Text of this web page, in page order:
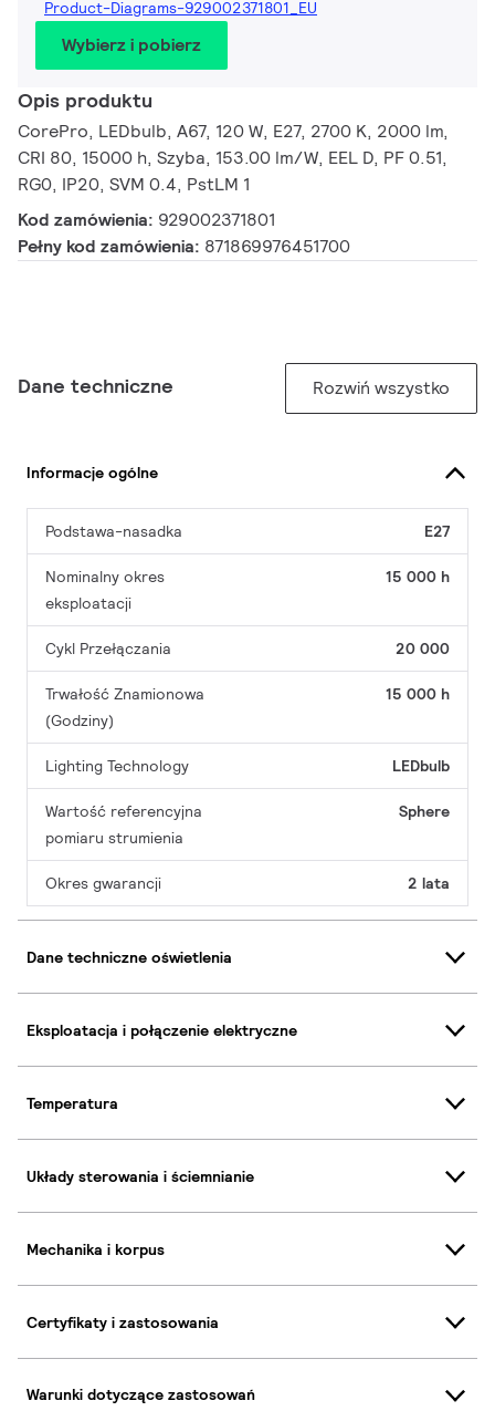
Product-Diagrams-929002371801_EU
Wybierz i pobierz
Opis produktu
CorePro, LEDbulb, A67, 120 W, E27, 2700 K, 2000 lm,
CRI 80, 15000 h, Szyba, 153.00 lm/W, EEL D, PF 0.51,
RG0, IP20, SVM 0.4, PstLM 1
Kod zamówienia: 929002371801
Pełny kod zamówienia: 871869976451700
Dane techniczne Rozwiń wszystko
Informacje ogólne
Podstawa-nasadka E27
Nominalny okres
eksploatacji
15 000 h
Cykl Przełączania 20 000
Trwałość Znamionowa
(Godziny)
15 000 h
Lighting Technology LEDbulb
Wartość referencyjna
pomiaru strumienia
Sphere
Okres gwarancji 2 lata
Dane techniczne oświetlenia
Eksploatacja i połączenie elektryczne
Temperatura
Układy sterowania i ściemnianie
Mechanika i korpus
Certyfikaty i zastosowania
Warunki dotyczące zastosowań